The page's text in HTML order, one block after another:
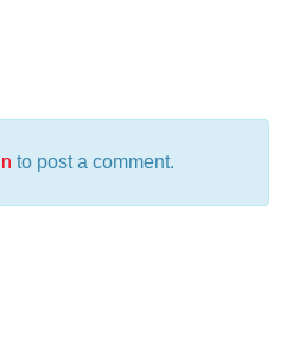
to post a comment.